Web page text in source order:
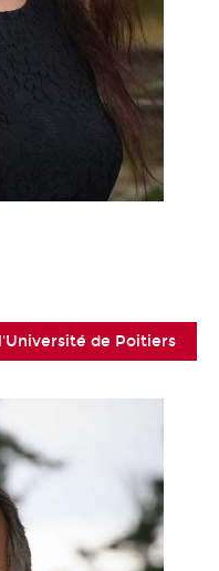
de Poitiers